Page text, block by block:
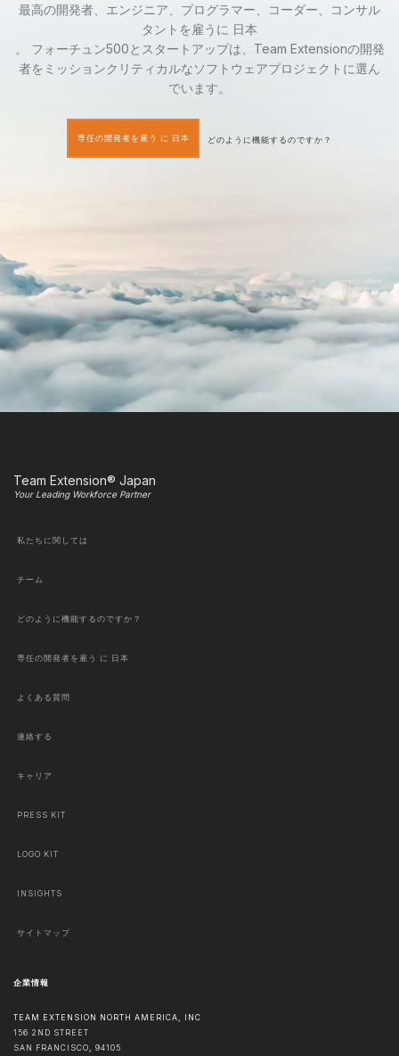
最高の開発者、エンジニア、プログラマー、コーダー、コンサル
タントを雇うに 日本
。 フォーチュン500とスタートアップは、Team Extensionの開発
者をミッションクリティカルなソフトウェアプロジェクトに選ん
でいます。
専任の開発者を雇う に 日本 どのように機能するのですか？
Team Extension® Japan
Your Leading Workforce Partner
私たちに関しては
チーム
どのように機能するのですか？
専任の開発者を雇う に 日本
よくある質問
連絡する
キャリア
PRESS KIT
LOGO KIT
INSIGHTS
サイトマップ
企業情報
TEAM EXTENSION NORTH AMERICA, INC
156 2ND STREET
SAN FRANCISCO, 94105